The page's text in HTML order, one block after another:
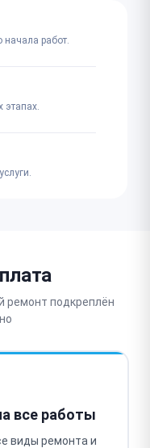
начала работ.
этапах.
подкреплён
все работы
виды ремонта и